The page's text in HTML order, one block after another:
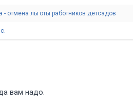
отмена льготы работников детсадов
вам надо.